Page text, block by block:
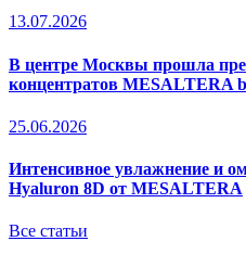
13.07.2026
В центре Москвы прошла
концентратов MESALTERA
25.06.2026
Интенсивное увлажнение и
Hyaluron 8D от MESALTERA
Все статьи